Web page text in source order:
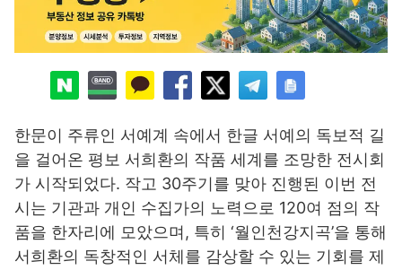
한문이 주류인 서예계 속에서 한글 서예의 독보적 길
을 걸어온 평보 서희환의 작품 세계를 조망한 전시회
가 시작되었다. 작고 30주기를 맞아 진행된 이번 전
시는 기관과 개인 수집가의 노력으로 120여 점의 작
품을 한자리에 모았으며, 특히 ‘월인천강지곡’을 통해
서희환의 독창적인 서체를 감상할 수 있는 기회를 제